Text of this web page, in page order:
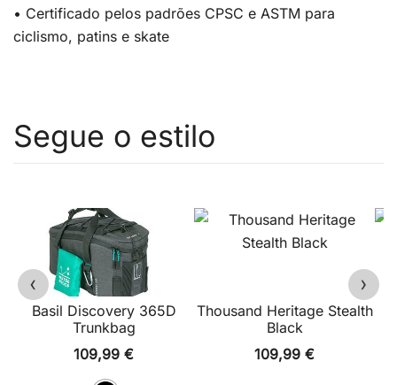
• Certificado pelos padrões CPSC e ASTM para
ciclismo, patins e skate
‹
Basil Discovery 365D
Trunkbag
109,99 €
Thousand Heritage Stealth
Black
109,99 €
›